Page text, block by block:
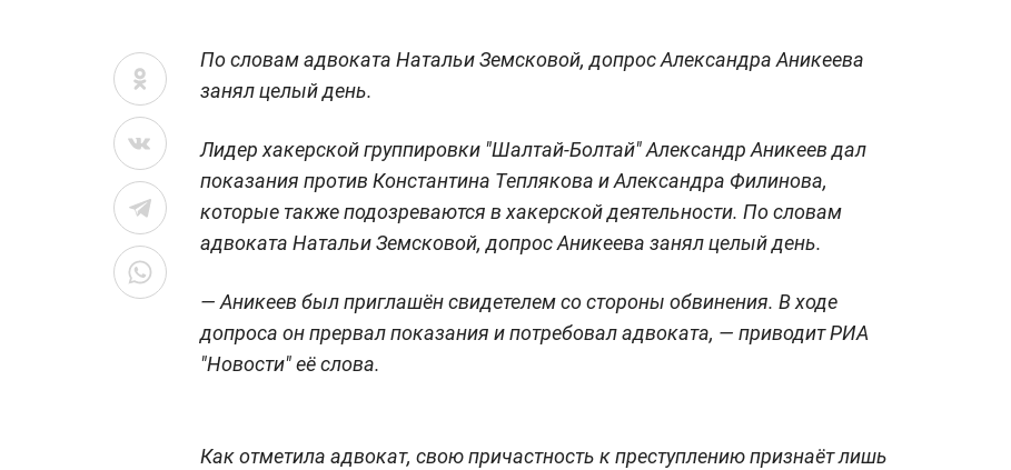
По словам адвоката Натальи Земсковой, допрос Александра Аникеева
занял целый день.
Лидер хакерской группировки "Шалтай-Болтай" Александр Аникеев дал
показания против Константина Теплякова и Александра Филинова,
которые также подозреваются в хакерской деятельности. По словам
адвоката Натальи Земсковой, допрос Аникеева занял целый день.
— Аникеев был приглашён свидетелем со стороны обвинения. В ходе
допроса он прервал показания и потребовал адвоката, — приводит РИА
"Новости" её слова.
Как отметила адвокат, свою причастность к преступлению признаёт лишь